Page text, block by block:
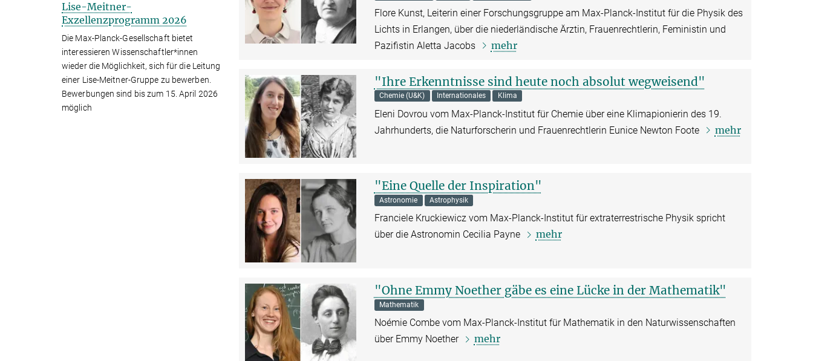
Flore Kunst, Leiterin einer Forschungsgruppe am Max-Planck-Institut für die Physik des
Lichts in Erlangen, über die niederländische Ärztin, Frauenrechtlerin, Feministin und
Pazifistin Aletta Jacobs
mehr
"Ihre Erkenntnisse sind heute noch absolut wegweisend"
Chemie (U&K) Internationales Klima
Eleni Dovrou vom Max-Planck-Institut für Chemie über eine Klimapionierin des 19.
Jahrhunderts, die Naturforscherin und Frauenrechtlerin Eunice Newton Foote
mehr
"Eine Quelle der Inspiration"
Astronomie Astrophysik
Franciele Kruckiewicz vom Max-Planck-Institut für extraterrestrische Physik spricht
über die Astronomin Cecilia Payne
mehr
"Ohne Emmy Noether gäbe es eine Lücke in der Mathematik"
Mathematik
Noémie Combe vom Max-Planck-Institut für Mathematik in den Naturwissenschaften
über Emmy Noether
mehr
Lise-Meitner-
Exzellenzprogramm 2026
Die Max-Planck-Gesellschaft bietet
interessieren Wissenschaftler*innen
wieder die Möglichkeit, sich für die Leitung
einer Lise-Meitner-Gruppe zu bewerben.
Bewerbungen sind bis zum 15. April 2026
möglich